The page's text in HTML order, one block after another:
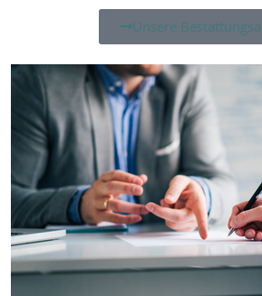
Unsere